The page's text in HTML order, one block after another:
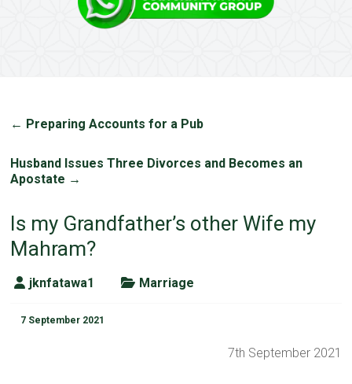
← Preparing Accounts for a Pub
Husband Issues Three Divorces and Becomes an
Apostate →
Is my Grandfather’s other Wife my
Mahram?
jknfatawa1 Marriage
7 September 2021
7th September 2021